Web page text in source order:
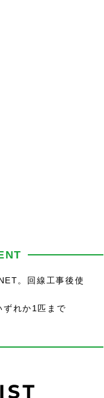
。回線工事後使
れか1匹まで